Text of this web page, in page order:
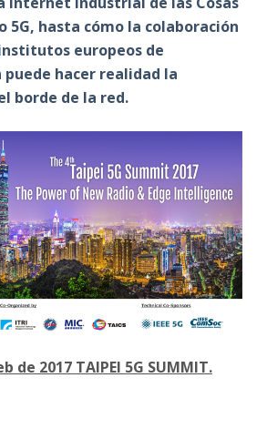
5G, hasta cómo la colaboración
europeos de
hacer realidad la
borde de la red.
de 2017 TAIPEI 5G SUMMIT.